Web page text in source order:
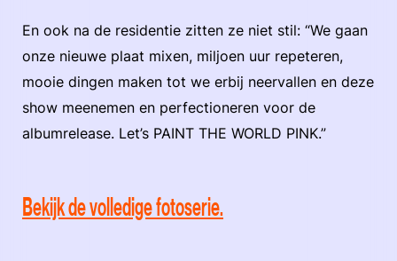
En ook na de residentie zitten ze niet stil: “We gaan
onze nieuwe plaat mixen, miljoen uur repeteren,
mooie dingen maken tot we erbij neervallen en deze
show meenemen en perfectioneren voor de
albumrelease. Let’s PAINT THE WORLD PINK.”
Bekijk de volledige fotoserie.